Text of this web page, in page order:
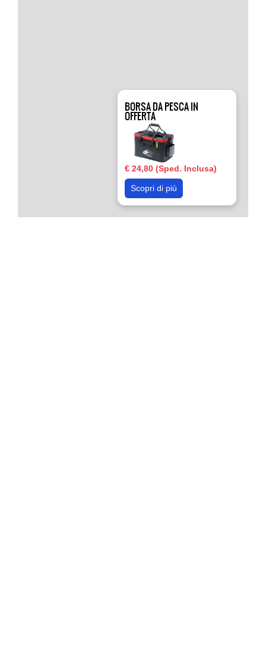
BORSA DA PESCA IN
OFFERTA
€ 24,80 (Sped. Inclusa)
Scopri di più